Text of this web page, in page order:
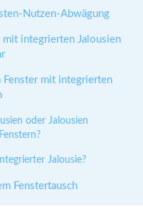
Nutzen-Abwägung
mit integrierten Jalousien
Fenster mit integrierten
oder Jalousien
Jalousie?
Fenstertausch